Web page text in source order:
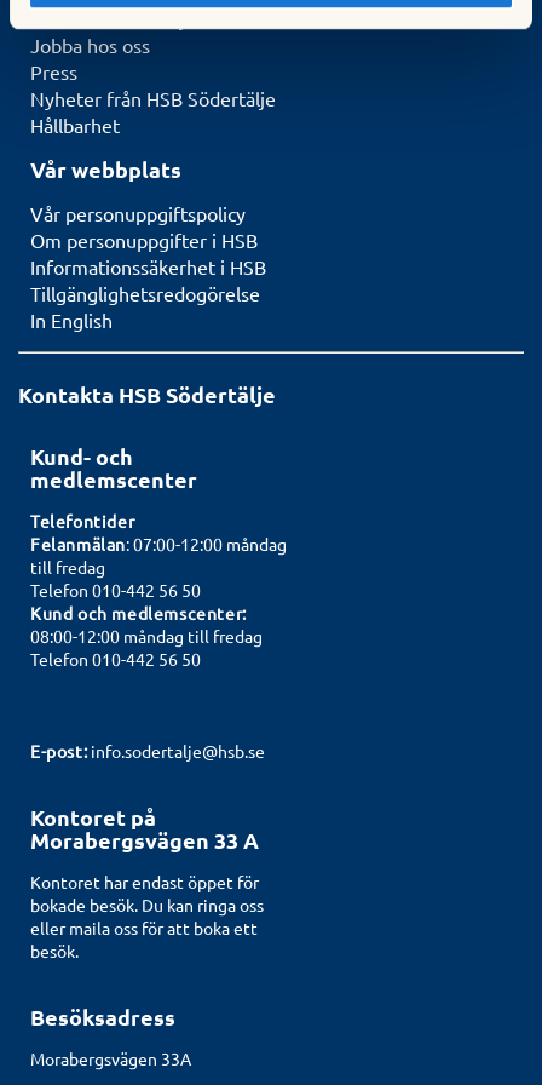
Jobba hos oss
Press
Nyheter från HSB Södertälje
Hållbarhet
Vår webbplats
Vår personuppgiftspolicy
Om personuppgifter i HSB
Informationssäkerhet i HSB
Tillgänglighetsredogörelse
In English
Kontakta HSB Södertälje
Kund- och
medlemscenter
Telefontider
Felanmälan: 07:00-12:00 måndag
till fredag
Telefon 010-442 56 50
Kund och medlemscenter:
08:00-12:00 måndag till fredag
Telefon 010-442 56 50
E-post: info.sodertalje@hsb.se
Kontoret på
Morabergsvägen 33 A
Kontoret har endast öppet för
bokade besök. Du kan ringa oss
eller maila oss för att boka ett
besök.
Besöksadress
Morabergsvägen 33A